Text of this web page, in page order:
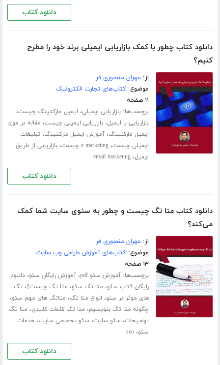
دانلود کتاب
دانلود کتاب چطور با کمک بازاریابی ایمیلی برند خود را مطرح
کنیم؟
از: مهران منصوری فر
موضوع:کتاب‌های تجارت الکترونیک
۱۱ صفحه
برچسب‌ها:بازاریابی ایمیلی، ایمیل مارکتینگ چیست،
بازاریابی با ایمیل،بازاریابی ایمیلی چیست، مقاله در مورد
ایمیل مارکتینگ،آموزش ایمیل مارکتینگ، تبلیغات
ایمیلی چیست،e marketing چیست ،بازاریابی از طریق
ایمیل،email marketing
دانلود کتاب
دانلود کتاب متا تگ چیست و چطور به سئوی سایت شما کمک
می‌کند؟
از: مهران منصوری فر
موضوع:کتاب‌های آموزش طراحی وب سایت
۱۳ صفحه
برچسب‌ها:آموزش سئو pdf ،آموزش رایگان سئو،دانلود
رایگان کتاب سئو، متا تگ سئو، متا تگ چیست؟، تگ
های موثر در سئو، انواع متا تگ، متاتگ های مهم سئو،
چگونه متا تگ بنویسیم، متا تگ کلمات کلیدی، متا تگ
توضیحات، سئو سایت، سئو تخصصی سایت، خدمات
سئو،seo
دانلود کتاب